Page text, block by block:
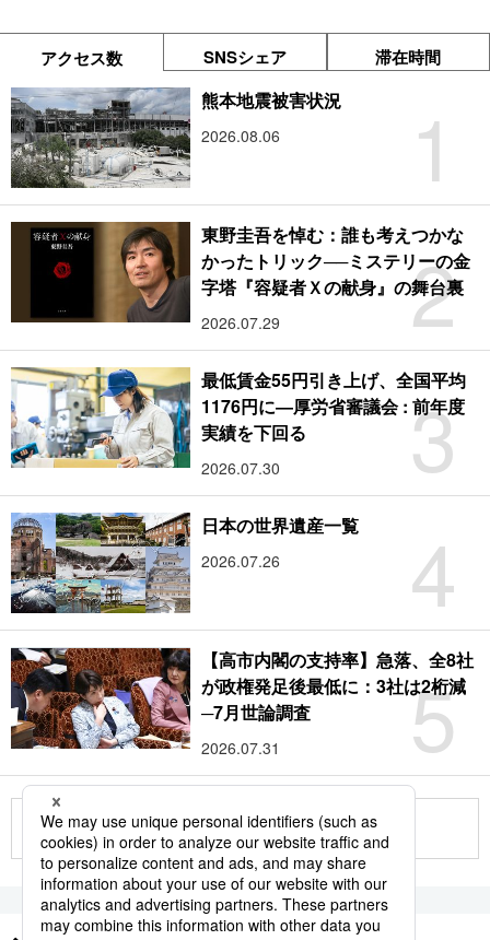
アクセス数 SNSシェア 滞在時間
1
熊本地震被害状況
2026.08.06
2
東野圭吾を悼む：誰も考えつかな
かったトリック──ミステリーの金
字塔『容疑者Ｘの献身』の舞台裏
2026.07.29
3
最低賃金55円引き上げ、全国平均
1176円に―厚労省審議会 : 前年度
実績を下回る
2026.07.30
4
日本の世界遺産一覧
2026.07.26
5
【高市内閣の支持率】急落、全8社
が政権発足後最低に：3社は2桁減
─7月世論調査
2026.07.31
もっと見る